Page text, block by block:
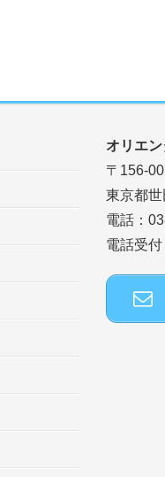
オリエ
〒156-
東京都
電話：
電話受